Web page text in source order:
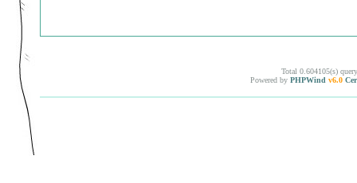
Total 0.604105(s)
Powered by PHPWind v6.0